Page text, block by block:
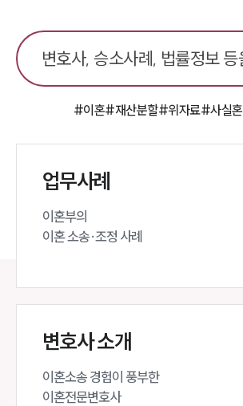
사례분석/최신동향
이혼 법률정보
법률지식인
이혼소송·상담후기
이혼전문변호사
언론보도
#이혼#재산분할#위자료#사실혼
업무사례
이혼부의
이혼 소송·조정 사례
변호사 소개
이혼소송 경험이 풍부한
이혼전문변호사